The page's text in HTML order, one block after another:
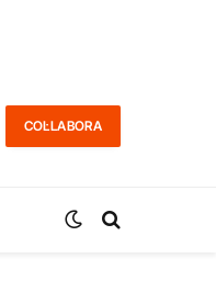
COL·LABORA